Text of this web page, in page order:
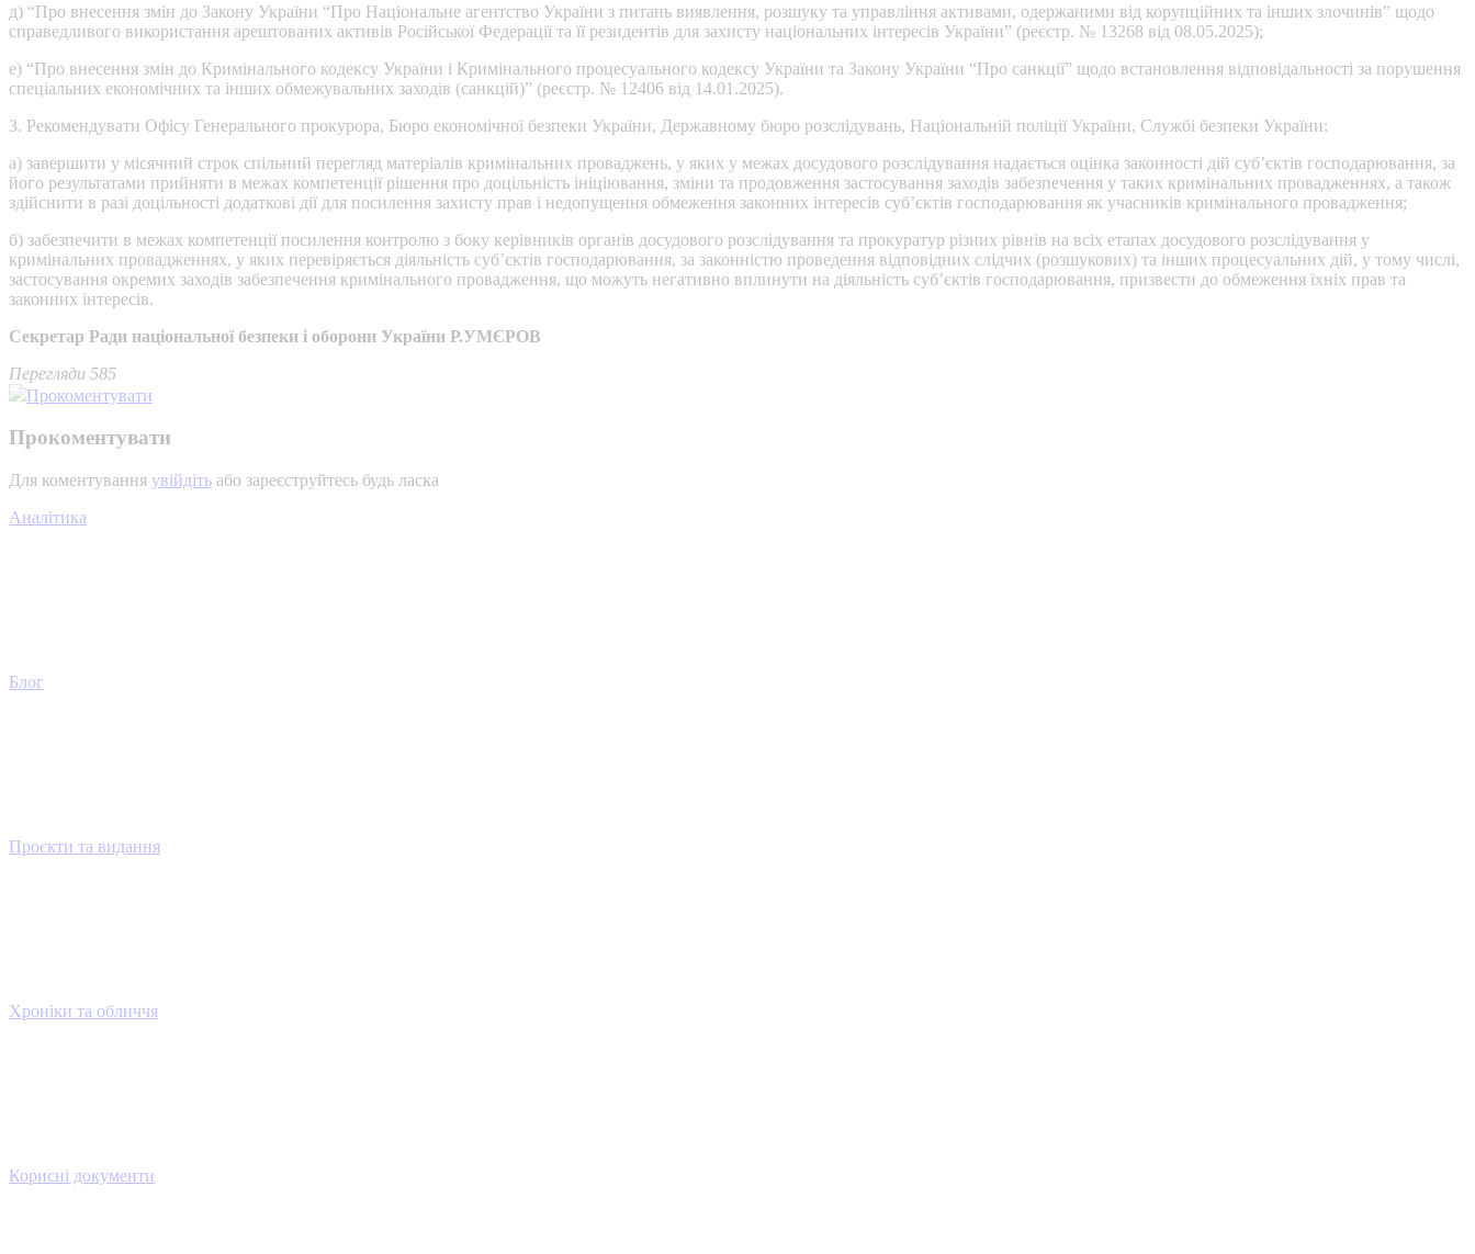
д) “Про внесення змін до Закону України “Про Національне агентство України з питань виявлення, розшуку та управління активами, одержаними від корупційних та інших злочинів” щодо
справедливого використання арештованих активів Російської Федерації та її резидентів для захисту національних інтересів України” (реєстр. № 13268 від 08.05.2025);
е) “Про внесення змін до Кримінального кодексу України і Кримінального процесуального кодексу України та Закону України “Про санкції” щодо встановлення відповідальності за порушення
спеціальних економічних та інших обмежувальних заходів (санкцій)” (реєстр. № 12406 від 14.01.2025).
3. Рекомендувати Офісу Генерального прокурора, Бюро економічної безпеки України, Державному бюро розслідувань, Національній поліції України, Службі безпеки України:
а) завершити у місячний строк спільний перегляд матеріалів кримінальних проваджень, у яких у межах досудового розслідування надається оцінка законності дій суб’єктів господарювання, за
його результатами прийняти в межах компетенції рішення про доцільність ініціювання, зміни та продовження застосування заходів забезпечення у таких кримінальних провадженнях, а також
здійснити в разі доцільності додаткові дії для посилення захисту прав і недопущення обмеження законних інтересів суб’єктів господарювання як учасників кримінального провадження;
б) забезпечити в межах компетенції посилення контролю з боку керівників органів досудового розслідування та прокуратур різних рівнів на всіх етапах досудового розслідування у
кримінальних провадженнях, у яких перевіряється діяльність суб’єктів господарювання, за законністю проведення відповідних слідчих (розшукових) та інших процесуальних дій, у тому числі,
застосування окремих заходів забезпечення кримінального провадження, що можуть негативно вплинути на діяльність суб’єктів господарювання, призвести до обмеження їхніх прав та
законних інтересів.
Секретар Ради національної безпеки і оборони України Р.УМЄРОВ
Перегляди 585
Прокоментувати
Прокоментувати
Для коментування увійдіть або зареєструйтесь будь ласка
Аналітика
Блог
Проєкти та видання
Хроніки та обличчя
Корисні документи